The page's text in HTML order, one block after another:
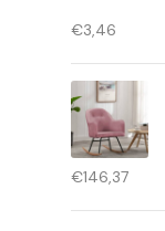
€3,46
€146,37